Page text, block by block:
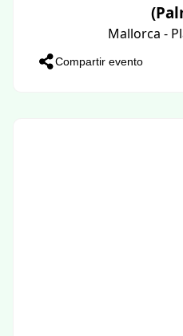
Mallorca -
Compartir evento